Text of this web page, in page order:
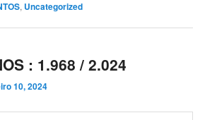
, Uncategorized
: 1.968 / 2.024
10, 2024